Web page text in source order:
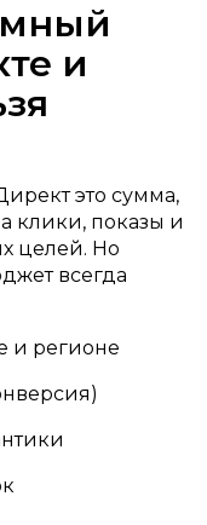
и
это сумма,
клики, показы и
целей. Но
всегда
и регионе